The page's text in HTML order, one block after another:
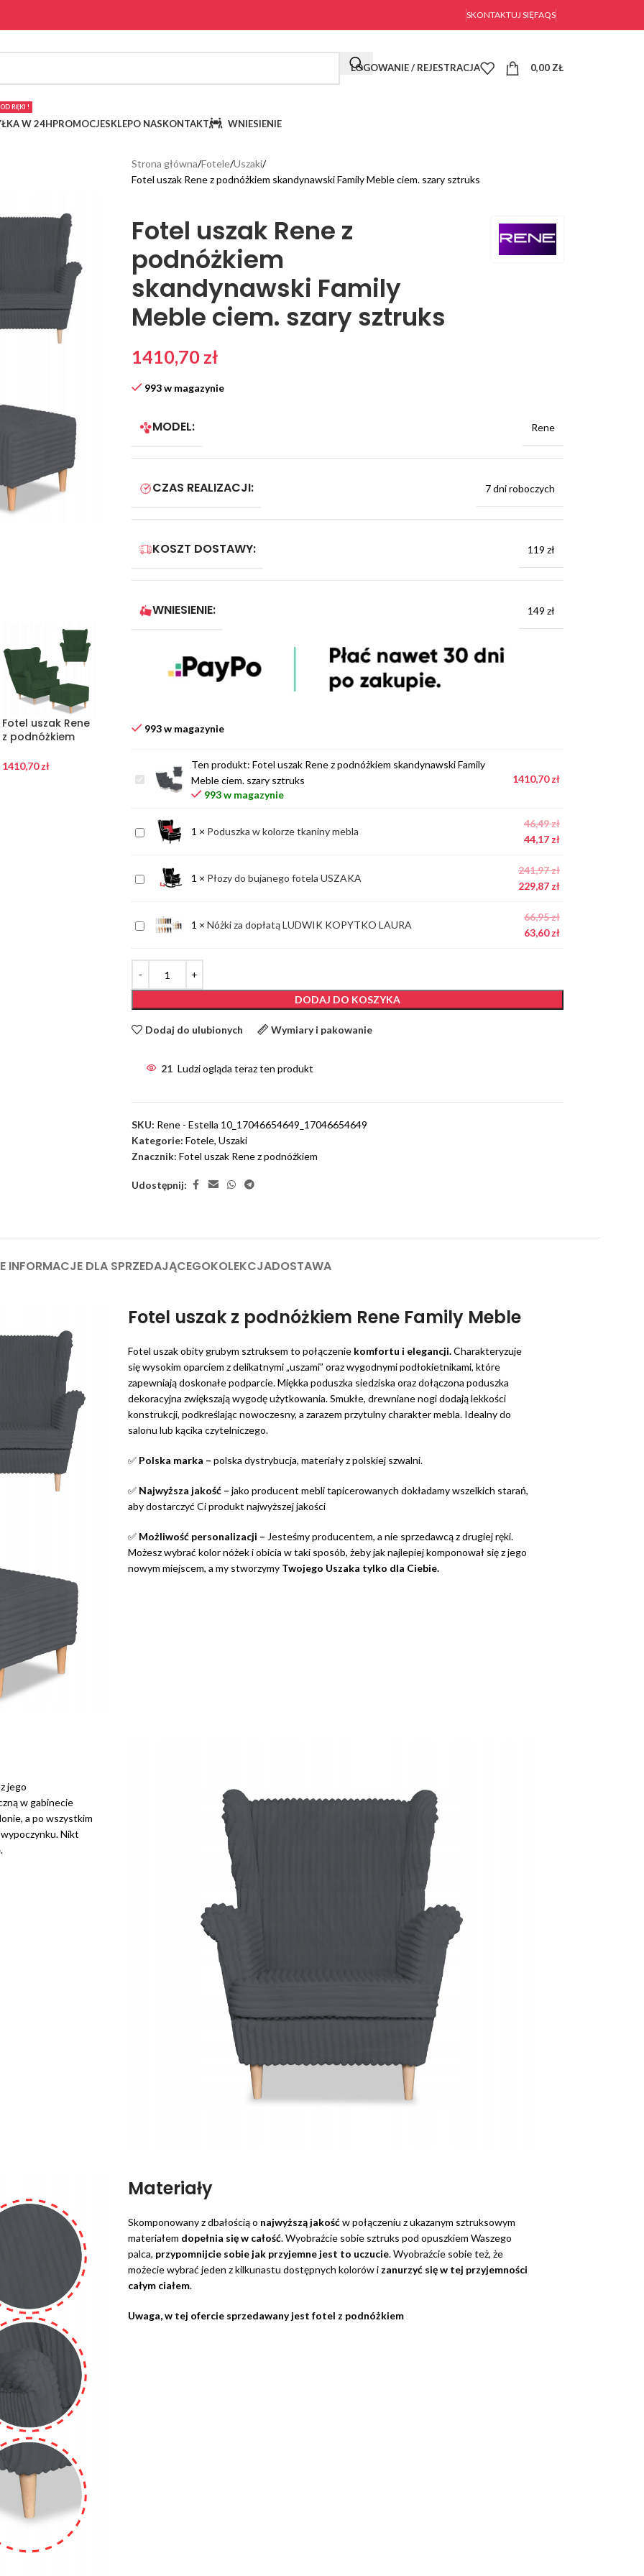
SKONTAKTUJ SIĘFAQS
LOGOWANIE / REJESTRACJA 0,00 ZŁ
W 24H
RĘKI !
PROMOCJESKLEPO NASKONTAKT WNIESIENIE
Fotel uszak Rene
z podnóżkiem
Family Meble
1410,70zł
Fotel uszak Rene
z podnóżkiem
skandynawski
Family Meble
beżowy sztruks
Strona główna Fotele Uszaki
Fotel uszak Rene z podnóżkiem skandynawski Family Meble ciem. szary sztruks
Fotel uszak Rene z
podnóżkiem
skandynawski Family
Meble ciem. szary sztruks
1410,70 zł
993 w magazynie
MODEL: Rene
CZAS REALIZACJI: 7 dni roboczych
KOSZT DOSTAWY: 119 zł
WNIESIENIE: 149 zł
993 w magazynie
Fotel
Rene
z
podnóżkiem
skandynawski
Family
Meble
ciem.
szary
sztruks
Ten produkt: Fotel uszak Rene z podnóżkiem skandynawski Family
Meble ciem. szary sztruks
993 w magazynie
1410,70zł
Poduszka
tkaniny
1 × Poduszka w kolorze tkaniny mebla
46,49zł
44,17 zł
Płozy
fotela
1 × Płozy do bujanego fotela USZAKA
241,97zł
229,87 zł
Nóżki
LUDWIK
KOPYTKO
1 × Nóżki za dopłatą LUDWIK KOPYTKO LAURA
66,95zł
63,60zł
DODAJ DO KOSZYKA
Dodaj do ulubionych Wymiary i pakowanie
21 Ludzi ogląda teraz ten produkt
SKU: Rene - Estella 10_17046654649_17046654649
Kategorie: Fotele, Uszaki
Znacznik: Fotel uszak Rene z podnóżkiem
Udostępnij:
INFORMACJE DLA SPRZEDAJĄCEGOKOLEKCJADOSTAWA
Fotel uszak z podnóżkiem Rene Family Meble
Fotel uszak obity grubym sztruksem to połączenie komfortu i elegancji.Charakteryzuje
się wysokim oparciem z delikatnymi „uszami” oraz wygodnymi podłokietnikami, które
zapewniają doskonałe podparcie. Miękka poduszka siedziska oraz dołączona poduszka
dekoracyjna zwiększają wygodę użytkowania. Smukłe, drewniane nogi dodają lekkości
konstrukcji, podkreślając nowoczesny, a zarazem przytulny charakter mebla. Idealny do
salonu lub kącika czytelniczego.
✅ Polska marka – polska dystrybucja, materiały z polskiej szwalni.
✅ Najwyższa jakość – jako producent mebli tapicerowanych dokładamy wszelkich starań,
aby dostarczyć Ci produkt najwyższej jakości
✅ Możliwość personalizacji – Jesteśmy producentem, a nie sprzedawcą z drugiej ręki.
Możesz wybrać kolor nóżek i obicia w taki sposób, żeby jak najlepiej komponował się z jego
nowym miejscem, a my stworzymy Twojego Uszaka tylko dla Ciebie.
jego
w gabinecie
a po wszystkim
Nikt
.
Materiały
Skomponowany z dbałością o najwyższą jakośćw połączeniu z ukazanym sztruksowym
materiałem dopełnia się w całość. Wyobraźcie sobie sztruks pod opuszkiem Waszego
palca, przypomnijcie sobie jak przyjemne jest to uczucie. Wyobraźcie sobie też, że
możecie wybrać jeden z kilkunastu dostępnych kolorów izanurzyć się w tej przyjemności
całym ciałem.
Uwaga, w tej ofercie sprzedawany jest fotel z podnóżkiem